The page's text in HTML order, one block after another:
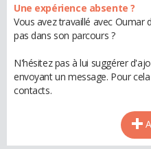
Une expérience absente ?
Vous avez travaillé avec Oumar
pas dans son parcours ?
N'hésitez pas à lui suggérer
envoyant un message. Pour
contacts.